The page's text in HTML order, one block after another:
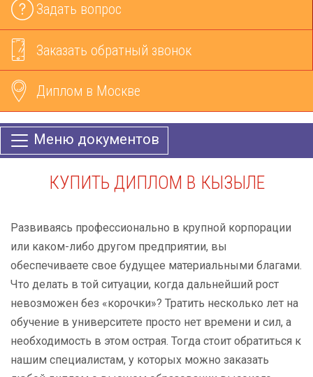
Задать вопрос
Заказать обратный звонок
Диплом в Москве
Меню документов
КУПИТЬ ДИПЛОМ В КЫЗЫЛЕ
Развиваясь профессионально в крупной корпорации
или каком-либо другом предприятии, вы
обеспечиваете свое будущее материальными благами.
Что делать в той ситуации, когда дальнейший рост
невозможен без «корочки»? Тратить несколько лет на
обучение в университете просто нет времени и сил, а
необходимость в этом острая. Тогда стоит обратиться к
нашим специалистам, у которых можно заказать